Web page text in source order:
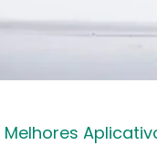
Melhores